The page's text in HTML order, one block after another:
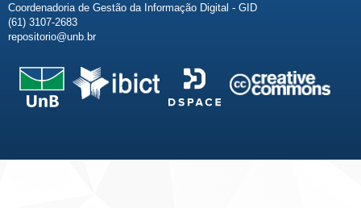
Coordenadoria de Gestão da Informação Digital - GID
(61) 3107-2683
repositorio@unb.br